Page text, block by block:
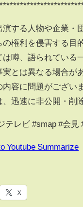
演する人物や企業・
権利を侵害する目
は噂、語られている
とは異なる場合が
内容に問題がござい
迅速に非公開・削
テレビ #smap #会見
Youtube Summarize
X